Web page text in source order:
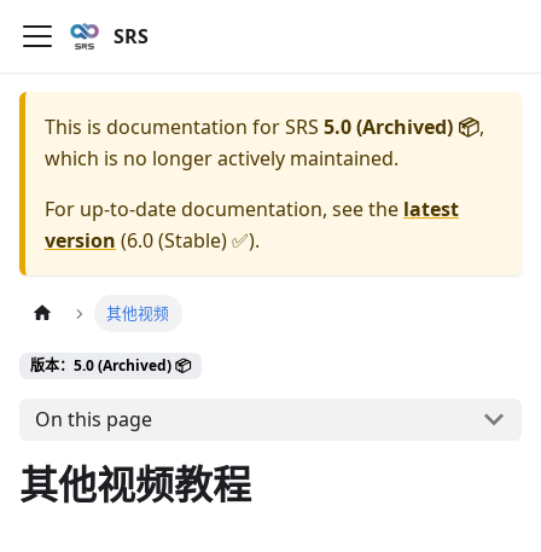
SRS
This is documentation forSRS 5.0 (Archived) 📦,
which is no longer actively maintained.
For up-to-date documentation, see the latest
version (6.0 (Stable) ✅).
其他视频
版本：5.0 (Archived) 📦
On this page
其他视频教程